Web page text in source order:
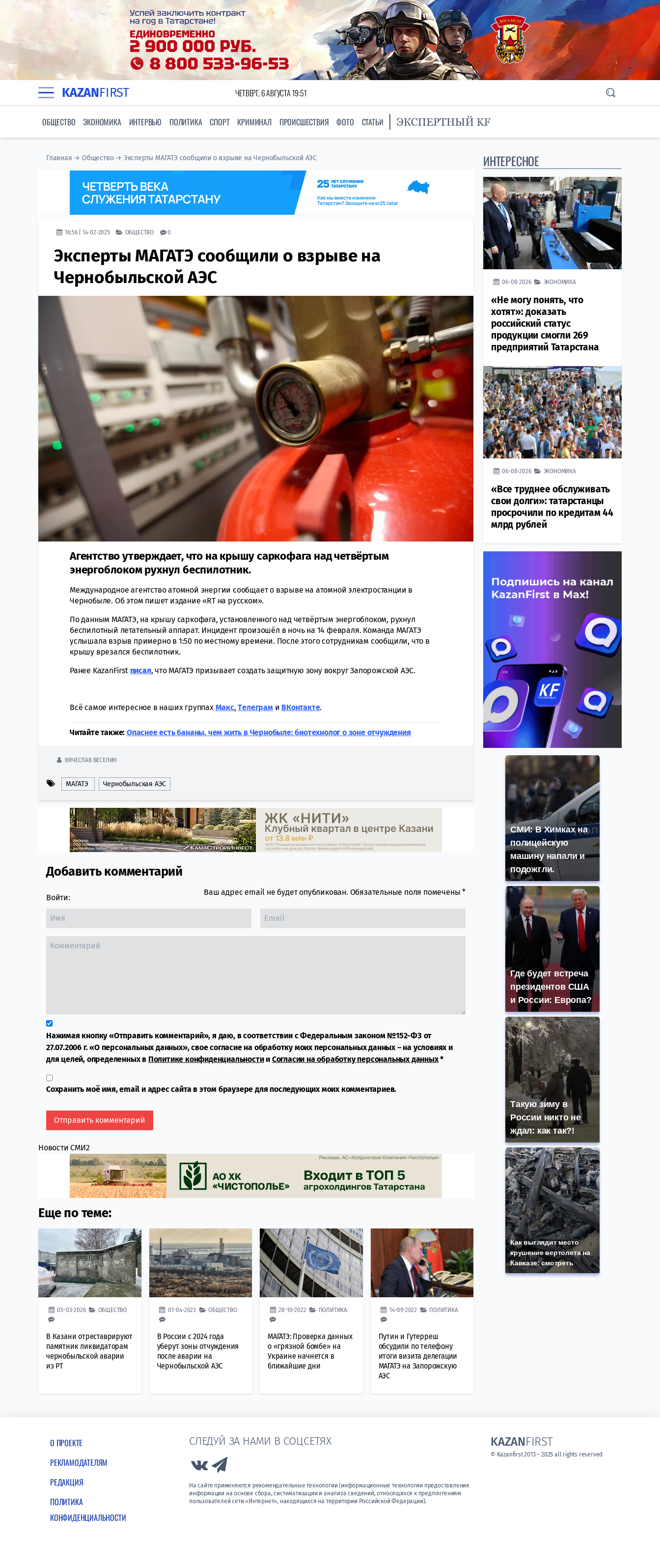
KAZANFIRST ЧЕТВЕРГ, 6 АВГУСТА 19:51
ОБЩЕСТВО ЭКОНОМИКА ИНТЕРВЬЮ ПОЛИТИКА СПОРТ КРИМИНАЛ ПРОИСШЕСТВИЯ ФОТО СТАТЬИ
Главная →Общество→ Эксперты МАГАТЭ сообщили о взрыве на Чернобыльской АЭС
16:56 | 14-02-2025 ОБЩЕСТВО 0
Эксперты МАГАТЭ сообщили о взрыве на
Чернобыльской АЭС
Агентство утверждает, что на крышу саркофага над четвёртым
энергоблоком рухнул беспилотник.
Международное агентство атомной энергии сообщает о взрыве на атомной электростанции в
Чернобыле. Об этом пишет издание «RT на русском».
По данным МАГАТЭ, на крышу саркофага, установленного над четвёртым энергоблоком, рухнул
беспилотный летательный аппарат. Инцидент произошёл в ночь на 14 февраля. Команда МАГАТЭ
услышала взрыв примерно в 1:50 по местному времени. После этого сотрудникам сообщили, что в
крышу врезался беспилотник.
Ранее KazanFirst писал, что МАГАТЭ призывает создать защитную зону вокруг Запорожской АЭС.
Всё самое интересное в наших группах Макс,Tелеграми ВКонтакте.
Читайте также: Опаснее есть бананы, чем жить в Чернобыле: биотехнолог о зоне отчуждения
ВЯЧЕСЛАВ ВЕСЕЛИН
МАГАТЭ Чернобыльская АЭС
Comment section
Добавить комментарий
Войти:
Ваш адрес email не будет опубликован. Обязательные поля помечены*
Нажимая кнопку «Отправить комментарий», я даю, в соответствии с Федеральным законом №152-ФЗ от
27.07.2006 г. «О персональных данных», свое согласие на обработку моих персональных данных – на условиях и
для целей, определенных в Политике конфиденциальностии Согласии на обработку персональных данных*
Сохранить моё имя, email и адрес сайта в этом браузере для последующих моих комментариев.
Новости СМИ2
Еще по теме:
05-03-2026 ОБЩЕСТВО
В Казани отреставрируют
памятник ликвидаторам
чернобыльской аварии
из РТ
01-04-2023 ОБЩЕСТВО
В России с 2024 года
уберут зоны отчуждения
после аварии на
Чернобыльской АЭС
28-10-2022 ПОЛИТИКА
МАГАТЭ: Проверка данных
о «грязной бомбе» на
Украине начнется в
ближайшие дни
14-09-2022 ПОЛИТИКА
Путин и Гутерреш
обсудили по телефону
итоги визита делегации
МАГАТЭ на Запорожскую
АЭС
ИНТЕРЕСНОЕ
06-08-2026 ЭКОНОМИКА
«Не могу понять, что
хотят»: доказать
российский статус
продукции смогли 269
предприятий Татарстана
06-08-2026 ЭКОНОМИКА
«Все труднее обслуживать
свои долги»: татарстанцы
просрочили по кредитам 44
млрд рублей
СМИ: В Химках на
полицейскую
машину напали и
подожгли.
Где будет встреча
президентов США
и России: Европа?
Такую зиму в
России никто не
ждал: как так?!
Как выглядит место
крушение вертолета на
Кавказе: смотреть
О ПРОЕКТЕ
РЕКЛАМОДАТЕЛЯМ
РЕДАКЦИЯ
ПОЛИТИКА
КОНФИДЕНЦИАЛЬНОСТИ
СЛЕДУЙ ЗА НАМИ В СОЦСЕТЯХ
Link to Vk
На сайте применяются рекомендательные технологии (информационные технологии предоставления
информации на основе сбора, систематизации и анализа сведений, относящихся к предпочтениям
пользователей сети «Интернет», находящихся на территории Российской Федерации).
KAZANFIRST
© Kazanfirst 2013 – 2025 all rights reserved